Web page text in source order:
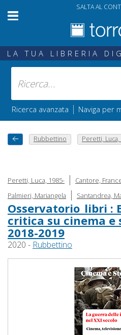
SALTA AL
LA TUA LIBRERIA
Ricerca avanzata | Naviga per
Rubbettino Peretti,
Peretti, Luca, 1985- | Cantore,
Palmieri, Mariangela | Santandrea,
Osservatorio_libri :
critica su cinema e
2018-2019
2020 - Rubbettino